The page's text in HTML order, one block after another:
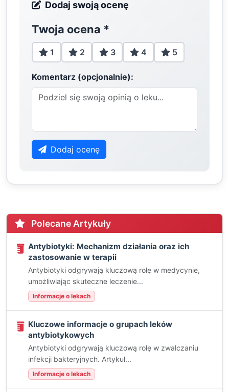
Dodaj swoją ocenę
Twoja ocena *
1 2 3 4 5
Komentarz (opcjonalnie):
Dodaj ocenę
Polecane Artykuły
Antybiotyki: Mechanizm działania oraz ich
zastosowanie w terapii
Antybiotyki odgrywają kluczową rolę w medycynie,
umożliwiając skuteczne leczenie...
Informacje o lekach
Kluczowe informacje o grupach leków
antybiotykowych
Antybiotyki odgrywają kluczową rolę w zwalczaniu
infekcji bakteryjnych. Artykuł...
Informacje o lekach